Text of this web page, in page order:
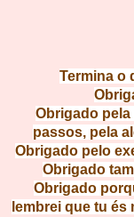
Termina o
Obrigado
passos, pela
Obrigado pelo
Obrigado
Obrigado
lembrei que tu és